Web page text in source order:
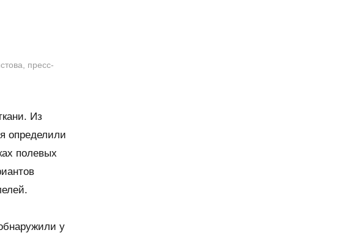
пресс-
Из
определили
полевых
у